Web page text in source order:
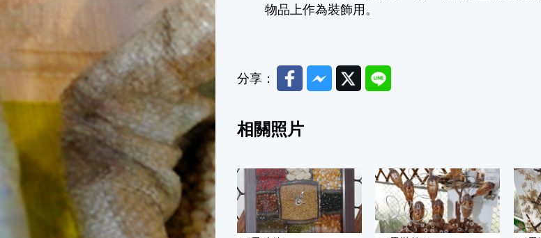
物品上作為裝飾用。
分享： FacebookMessenger
TwitterLine
相關照片